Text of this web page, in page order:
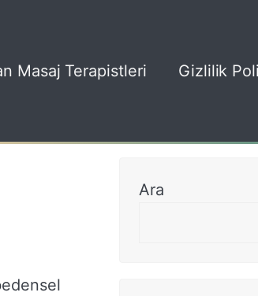
Masaj Terapistleri Gizlilik
Ara